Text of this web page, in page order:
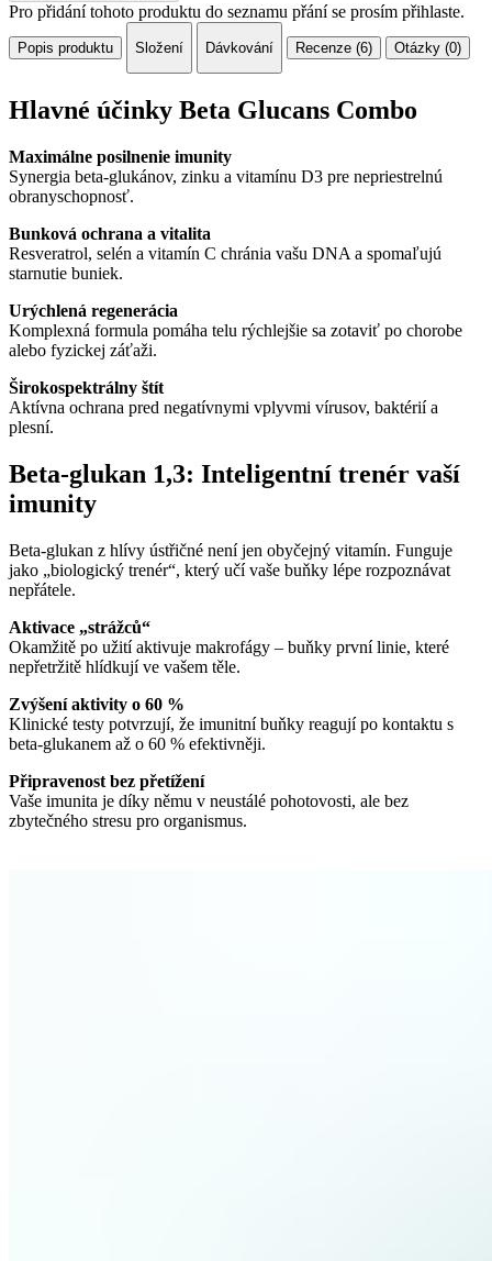
Pro přidání tohoto produktu do seznamu přání se prosím přihlaste.
Popis produktu Složení Dávkování Recenze (6) Otázky (0)
Hlavné účinky Beta Glucans Combo
Maximálne posilnenie imunity
Synergia beta-glukánov, zinku a vitamínu D3 pre nepriestrelnú
obranyschopnosť.
Bunková ochrana a vitalita
Resveratrol, selén a vitamín C chránia vašu DNA a spomaľujú
starnutie buniek.
Urýchlená regenerácia
Komplexná formula pomáha telu rýchlejšie sa zotaviť po chorobe
alebo fyzickej záťaži.
Širokospektrálny štít
Aktívna ochrana pred negatívnymi vplyvmi vírusov, baktérií a
plesní.
Beta-glukan 1,3: Inteligentní trenér vaší
imunity
Beta-glukan z hlívy ústřičné není jen obyčejný vitamín. Funguje
jako „biologický trenér“, který učí vaše buňky lépe rozpoznávat
nepřátele.
Aktivace „strážců“
Okamžitě po užití aktivuje makrofágy – buňky první linie, které
nepřetržitě hlídkují ve vašem těle.
Zvýšení aktivity o 60 %
Klinické testy potvrzují, že imunitní buňky reagují po kontaktu s
beta-glukanem až o 60 % efektivněji.
Připravenost bez přetížení
Vaše imunita je díky němu v neustálé pohotovosti, ale bez
zbytečného stresu pro organismus.